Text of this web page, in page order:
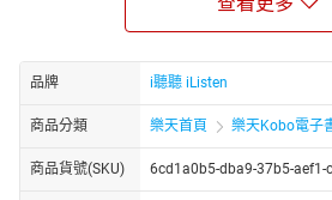
晴。那個慘綠少年受困於心中的囚室，是
三毛不僅拾起這些形形色色的煩惱，也對
應。她大老遠地把自己送去小學，幫助學
品牌 i聽聽 iListen
商品分類 樂天首頁 樂天Kobo電子
商品貨號(SKU) 6cd1a0b5-dba9-37b5-aef1-